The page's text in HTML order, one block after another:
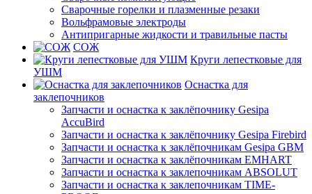
Сварочные горелки и плазменные резаки
Вольфрамовые электроды
Антипригарные жидкости и травильные пасты
СОЖ
Круги лепестковые для
УШМ
Оснастка для
заклепочников
Запчасти и оснастка к заклёпочнику Gesipa
AccuBird
Запчасти и оснастка к заклёпочнику Gesipa Firebird
Запчасти и оснастка к заклёпочникам Gesipa GBM
Запчасти и оснастка к заклёпочникам EMHART
Запчасти и оснастка к заклепочникам ABSOLUT
Запчасти и оснастка к заклепочникам TIME-